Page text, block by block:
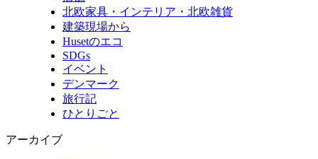
北欧家具・インテリア・北欧雑貨
建築現場から
Husetのエコ
SDGs
イベント
デンマーク
旅行記
ひとりごと
アーカイブ